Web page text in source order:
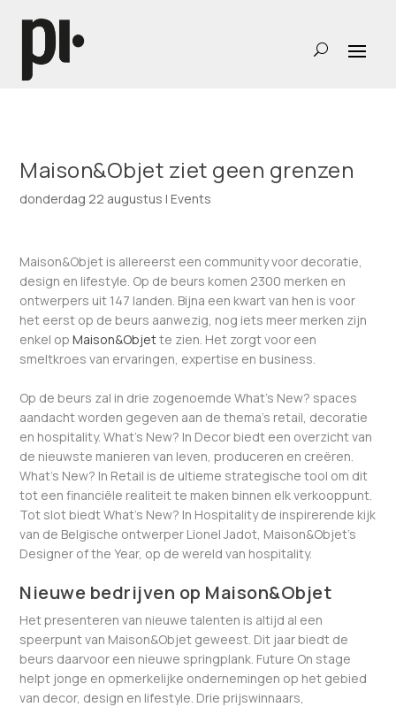
Maison&Objet ziet geen grenzen
donderdag 22 augustus | Events
Maison&Objet is allereerst een community voor decoratie,
design en lifestyle. Op de beurs komen 2300 merken en
ontwerpers uit 147 landen. Bijna een kwart van hen is voor
het eerst op de beurs aanwezig, nog iets meer merken zijn
enkel opMaison&Objette zien. Het zorgt voor een
smeltkroes van ervaringen, expertise en business.
Op de beurs zal in drie zogenoemde What’s New? spaces
aandacht worden gegeven aan de thema’s retail, decoratie
en hospitality. What’s New? In Decor biedt een overzicht van
de nieuwste manieren van leven, produceren en creëren.
What’s New? In Retail is de ultieme strategische tool om dit
tot een financiële realiteit te maken binnen elk verkooppunt.
Tot slot biedt What’s New? In Hospitality de inspirerende kijk
van de Belgische ontwerper Lionel Jadot, Maison&Objet’s
Designer of the Year, op de wereld van hospitality.
Nieuwe bedrijven op Maison&Objet
Het presenteren van nieuwe talenten is altijd al een
speerpunt van Maison&Objet geweest. Dit jaar biedt de
beurs daarvoor een nieuwe springplank. Future On stage
helpt jonge en opmerkelijke ondernemingen op het gebied
van decor, design en lifestyle. Drie prijswinnaars,